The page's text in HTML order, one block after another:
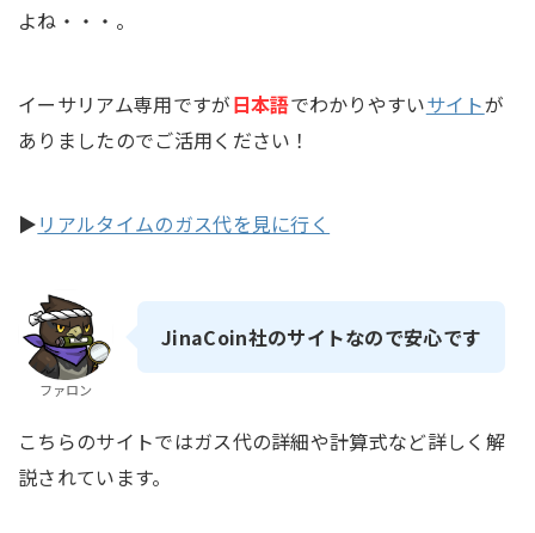
よね・・・。
イーサリアム専用ですが日本語でわかりやすいサイトが
ありましたのでご活用ください！
▶リアルタイムのガス代を見に行く
ファロン
JinaCoin社のサイトなので安心です
こちらのサイトではガス代の詳細や計算式など詳しく解
説されています。